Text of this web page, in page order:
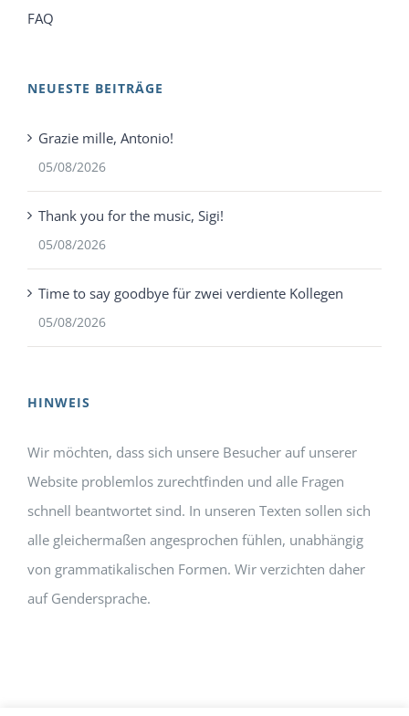
FAQ
NEUESTE BEITRÄGE
Grazie mille, Antonio!
05/08/2026
Thank you for the music, Sigi!
05/08/2026
Time to say goodbye für zwei verdiente Kollegen
05/08/2026
HINWEIS
Wir möchten, dass sich unsere Besucher auf unserer
Website problemlos zurechtfinden und alle Fragen
schnell beantwortet sind. In unseren Texten sollen sich
alle gleichermaßen angesprochen fühlen, unabhängig
von grammatikalischen Formen. Wir verzichten daher
auf Gendersprache.